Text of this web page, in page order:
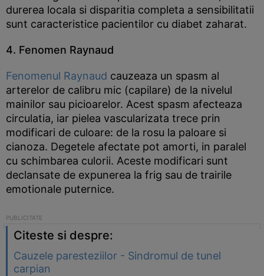
durerea locala si disparitia completa a sensibilitatii
sunt caracteristice pacientilor cu diabet zaharat.
4. Fenomen Raynaud
Fenomenul Raynaud cauzeaza un spasm al
arterelor de calibru mic (capilare) de la nivelul
mainilor sau picioarelor. Acest spasm afecteaza
circulatia, iar pielea vascularizata trece prin
modificari de culoare: de la rosu la paloare si
cianoza. Degetele afectate pot amorti, in paralel
cu schimbarea culorii. Aceste modificari sunt
declansate de expunerea la frig sau de trairile
emotionale puternice.
Citeste si despre:
Cauzele paresteziilor - Sindromul de tunel
carpian